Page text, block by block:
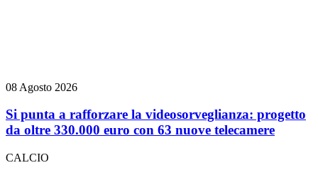
08 Agosto 2026
Si punta a rafforzare la videosorveglianza: progetto
da oltre 330.000 euro con 63 nuove telecamere
CALCIO